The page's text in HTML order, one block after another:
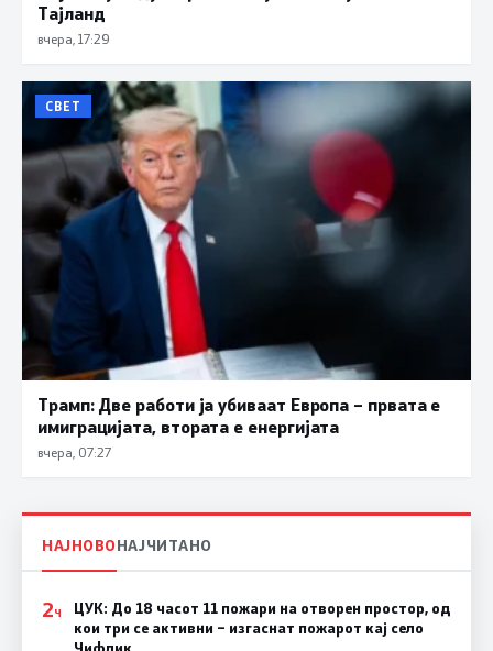
Тајланд
вчера, 17:29
СВЕТ
Трамп: Две работи ја убиваат Европа – првата е
имиграцијата, втората е енергијата
вчера, 07:27
НАЈНОВОНАЈЧИТАНО
2Ч
ЦУК: До 18 часот 11 пожари на отворен простор, од
кои три се активни – изгаснат пожарот кај село